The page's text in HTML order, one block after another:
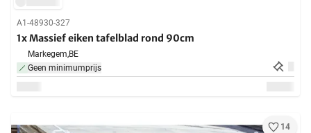
A1-48930-327
1x Massief eiken tafelblad rond 90cm
Markegem,BE
Geen minimumprijs
14